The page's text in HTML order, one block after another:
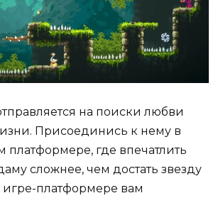
на поиски любви
Присоединись к нему в
платформере, где впечатлить
сложнее, чем достать звезду
игре-платформере вам